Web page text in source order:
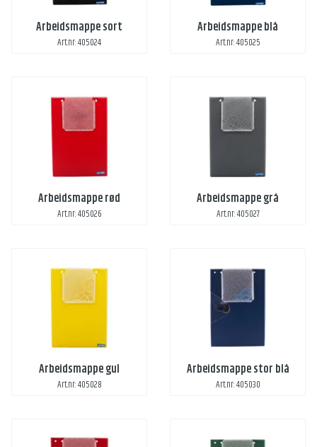
Arbeidsmappe sort
Art.nr: 405024
Arbeidsmappe blå
Art.nr: 405025
Arbeidsmappe rød
Art.nr: 405026
Arbeidsmappe grå
Art.nr: 405027
Arbeidsmappe gul
Art.nr: 405028
Arbeidsmappe stor blå
Art.nr: 405030